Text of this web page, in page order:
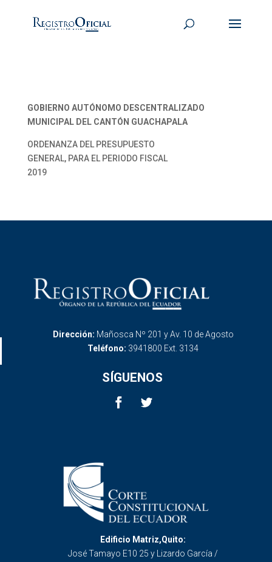
GOBIERNO AUTÓNOMO DESCENTRALIZADO
MUNICIPAL DEL CANTÓN GUACHAPALA
ORDENANZA DEL PRESUPUESTO
GENERAL, PARA EL PERIODO FISCAL
2019
Dirección: Mañosca Nº 201 y Av. 10 de Agosto
Teléfono: 3941800 Ext. 3134
SÍGUENOS
Edificio Matriz,Quito:
José Tamayo E10 25 y Lizardo García /